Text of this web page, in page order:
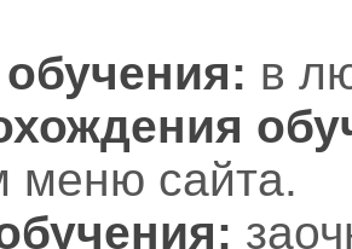
в
меню сайта.